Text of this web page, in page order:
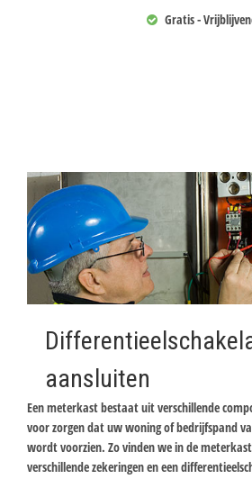
Gratis -
aansluiten
Een meterkast bestaat uit verschillende
voor zorgen dat uw woning of bedrijfspand
wordt voorzien. Zo vinden we in de
verschillende zekeringen en een